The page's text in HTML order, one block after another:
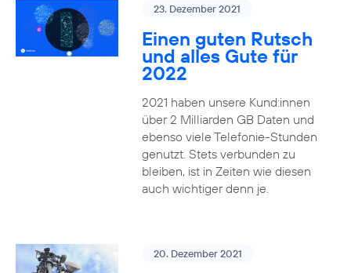
23. Dezember 2021
Einen guten Rutsch
und alles Gute für
2022
2021 haben unsere Kund:innen
über 2 Milliarden GB Daten und
ebenso viele Telefonie-Stunden
genutzt. Stets verbunden zu
bleiben, ist in Zeiten wie diesen
auch wichtiger denn je.
20. Dezember 2021